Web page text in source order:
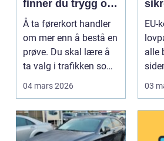
finner du trygg og
effektiv opplæring
Å ta førerkort handler
om mer enn å bestå en
prøve. Du skal lære å
ta valg i trafikken som
påvirker ...
04 mars 2026
går
EU-
alle
til.
03